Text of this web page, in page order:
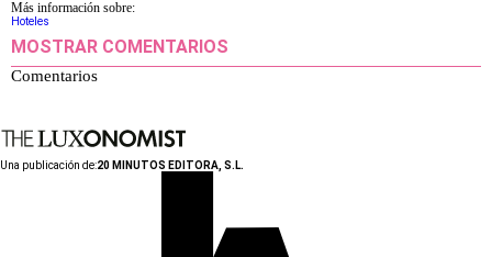
Más información sobre:
Hoteles
MOSTRAR COMENTARIOS
Comentarios
Una publicación de:20 MINUTOS EDITORA, S.L.